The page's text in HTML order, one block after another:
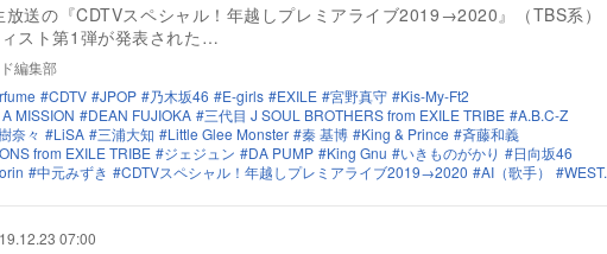
送の『CDTVスペシャル！年越しプレミアライブ2019→2020』（TBS系）
スト第1弾が発表された…
編集部
CDTV JPOP 乃木坂46 E-girls EXILE 宮野真守
Kis-My-Ft2
MISSION
DEAN FUJIOKA 三代目 J SOUL BROTHERS from EXILE TRIBE
A.B.C-Z
奈々
LiSA 三浦大知 Little Glee Monster 秦 基博 King & Prince
斉藤和義
from EXILE TRIBE
ジェジュン DA PUMP King Gnu いきものがかり
日向坂46
中元みずき CDTVスペシャル！年越しプレミアライブ2019→2020 AI（歌手） WEST.
07:00